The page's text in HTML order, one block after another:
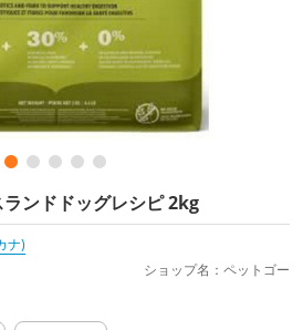
ンドドッグレシピ 2kg
ナ)
ショップ名：ペットゴー